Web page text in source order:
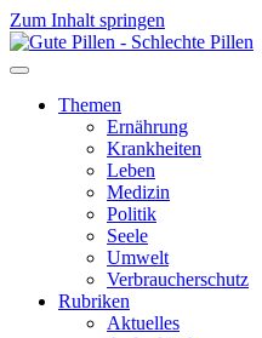
Zum Inhalt springen
Themen
Ernährung
Krankheiten
Leben
Medizin
Politik
Seele
Umwelt
Verbraucherschutz
Rubriken
Aktuelles